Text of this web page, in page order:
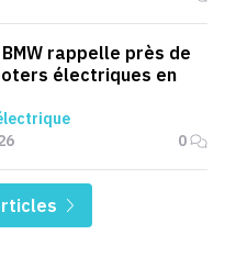
rappelle près de
électriques en
0